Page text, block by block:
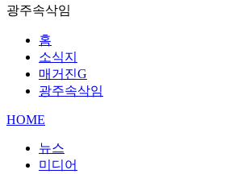
광주속삭임
홈
소식지
매거진G
광주속삭임
HOME
뉴스
미디어